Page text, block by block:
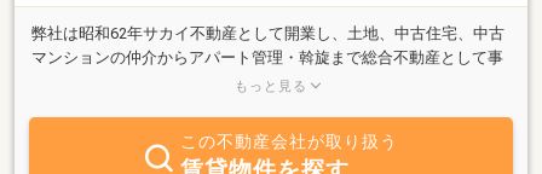
弊社は昭和62年サカイ不動産として開業し、土地、中古住宅、中古
マンションの仲介からアパート管理・斡旋まで総合不動産として事
業展開をしています。岩国市、周南市、大竹市に4店舗を構え、山
大竹市、廿日市市）を中心にお客様のお部屋探しをサポートしてお
ります。マンスリーマンションから長期ご利用物件など、お客様の
もっと見る
この不動産会社が取り扱う